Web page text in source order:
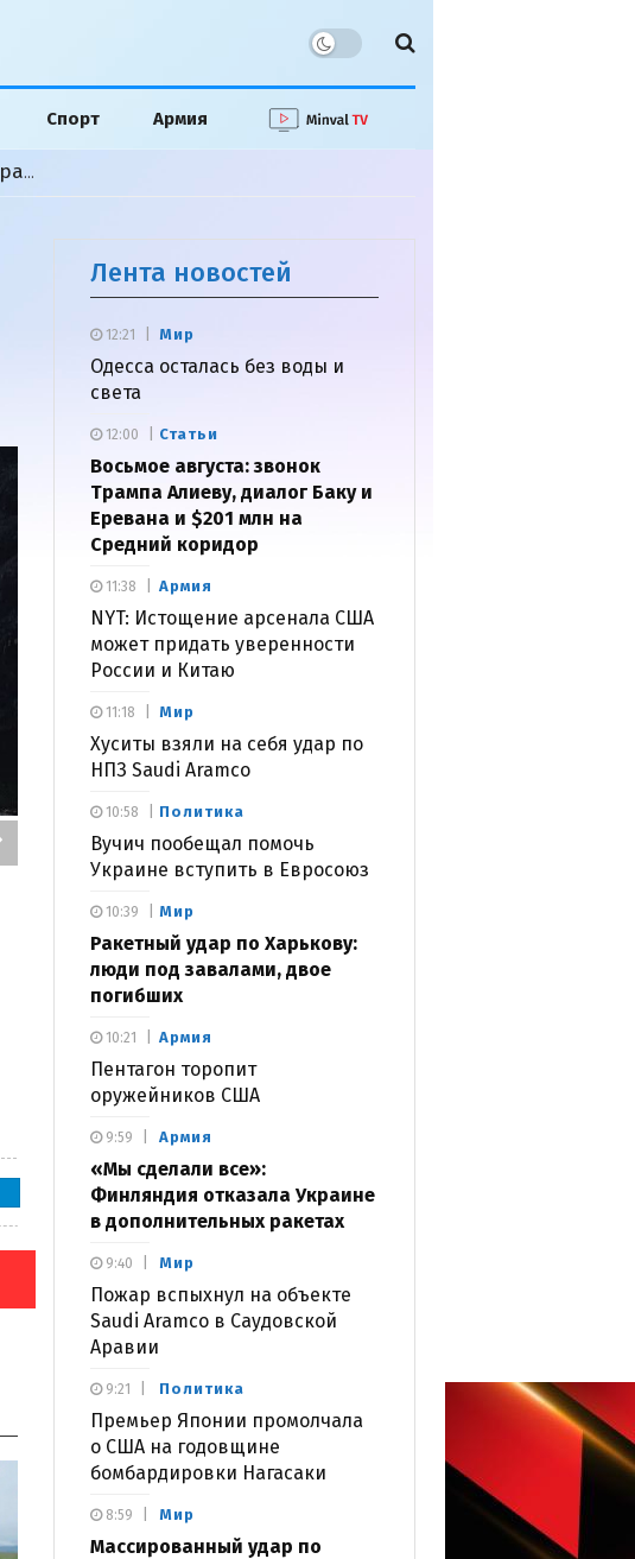
Спорт Армия
«Мы сделали все»: Финляндия отказала Украине в дополнительных ракетах
Лента новостей
Мир
Одесса осталась без воды и
света
12:21
Статьи
Восьмое августа: звонок
Трампа Алиеву, диалог Баку и
Еревана и $201 млн на
Средний коридор
12:00
Армия
NYT: Истощение арсенала США
может придать уверенности
России и Китаю
11:38
Мир
Хуситы взяли на себя удар по
НПЗ Saudi Aramco
11:18
Политика
Вучич пообещал помочь
Украине вступить в Евросоюз
10:58
Мир
Ракетный удар по Харькову:
люди под завалами, двое
погибших
10:39
Армия
Пентагон торопит
оружейников США
10:21
Армия
«Мы сделали все»:
Финляндия отказала Украине
в дополнительных ракетах
9:59
Мир
Пожар вспыхнул на объекте
Saudi Aramco в Саудовской
Аравии
9:40
Политика
Премьер Японии промолчала
о США на годовщине
бомбардировки Нагасаки
9:21
Мир
Массированный удар по
8:59